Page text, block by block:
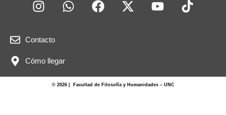
Contacto
Cómo llegar
© 2026 | Facultad de Filosofía y Humanidades – UNC